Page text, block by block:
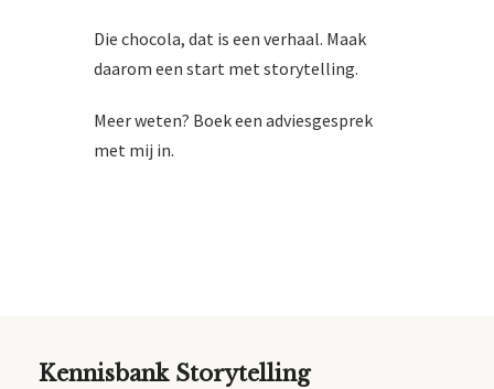
Die chocola, dat is een verhaal. Maak
daarom een start met storytelling.
Meer weten? Boek een adviesgesprek
met mij in.
Kennisbank Storytelling